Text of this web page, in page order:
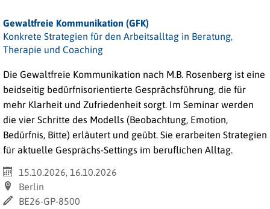
Gewaltfreie Kommunikation (GFK)
Konkrete Strategien für den Arbeitsalltag in Beratung,
Therapie und Coaching
Die Gewaltfreie Kommunikation nach M.B. Rosenberg ist eine
beidseitig bedürfnisorientierte Gesprächsführung, die für
mehr Klarheit und Zufriedenheit sorgt. Im Seminar werden
die vier Schritte des Modells (Beobachtung, Emotion,
Bedürfnis, Bitte) erläutert und geübt. Sie erarbeiten Strategien
für aktuelle Gesprächs-Settings im beruflichen Alltag.
15.10.2026, 16.10.2026
Berlin
BE26-GP-8500